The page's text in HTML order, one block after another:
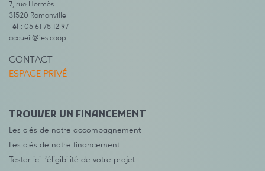
7, rue Hermès
31520 Ramonville
Tél : 05 61 75 12 97
accueil@ies.coop
CONTACT
ESPACE PRIVÉ
TROUVER UN FINANCEMENT
Les clés de notre accompagnement
Les clés de notre financement
Tester ici l’éligibilité de votre projet